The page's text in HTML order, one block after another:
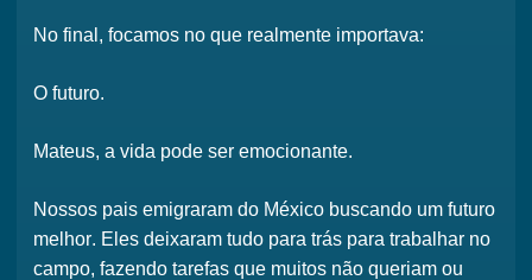
No final, focamos no que realmente importava:
O futuro.
Mateus, a vida pode ser emocionante.
Nossos pais emigraram do México buscando um futuro
melhor. Eles deixaram tudo para trás para trabalhar no
campo, fazendo tarefas que muitos não queriam ou